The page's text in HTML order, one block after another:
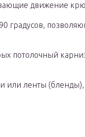
движение
градусов,
потолочный
или ленты